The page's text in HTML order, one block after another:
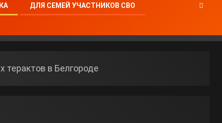
ДЛЯ СЕМЕЙ УЧАСТНИКОВ СВО
в Белгороде